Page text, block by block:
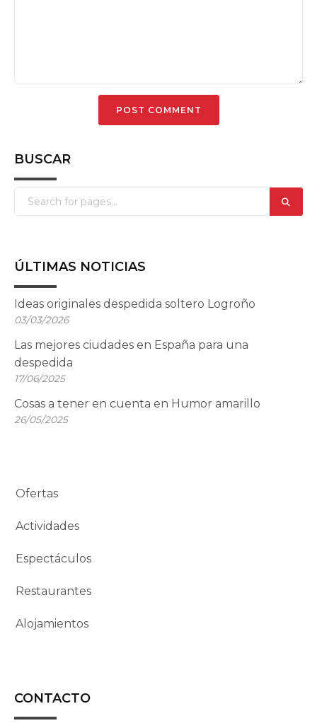
BUSCAR
ÚLTIMAS NOTICIAS
Ideas originales despedida soltero Logroño
03/03/2026
Las mejores ciudades en España para una
despedida
17/06/2025
Cosas a tener en cuenta en Humor amarillo
26/05/2025
Ofertas
Actividades
Espectáculos
Restaurantes
Alojamientos
CONTACTO